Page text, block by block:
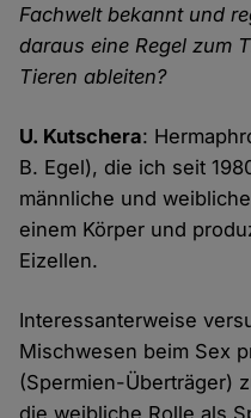
Fachwelt bekannt und
daraus eine Regel zum
Tieren ableiten?
U. Kutschera:
B. Egel), die ich seit
männliche und
einem Körper und
Eizellen.
Interessanterweise
Mischwesen beim Sex
(Spermien-Überträger)